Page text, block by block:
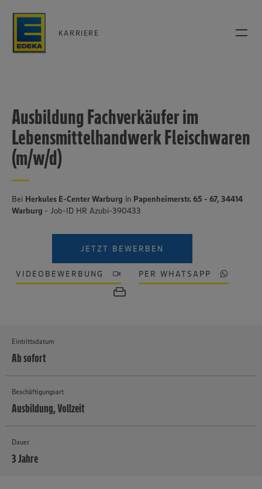
KARRIERE
Ausbildung Fachverkäufer im
Lebensmittelhandwerk Fleischwaren
(m/w/d)
Bei Herkules E-Center Warburg in Papenheimerstr. 65 - 67, 34414
Warburg - Job-ID HR Azubi-390433
JETZT BEWERBEN
VIDEOBEWERBUNG PER WHATSAPP
Eintrittsdatum
Ab sofort
Beschäftigungsart
Ausbildung, Vollzeit
Dauer
3 Jahre